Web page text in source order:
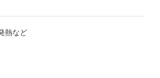
熱など